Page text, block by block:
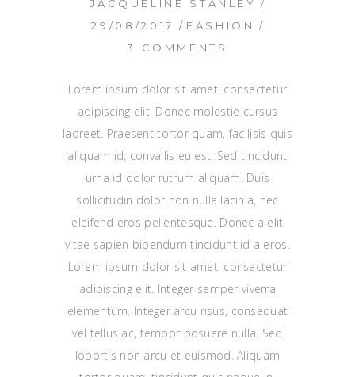
JACQUELINE STANLEY
29/08/2017
FASHION
3 COMMENTS
Lorem ipsum dolor sit amet, consectetur
adipiscing elit. Donec molestie cursus
laoreet. Praesent tortor quam, facilisis quis
aliquam id, convallis eu est. Sed tincidunt
urna id dolor rutrum aliquam. Duis
sollicitudin dolor non nulla lacinia, nec
eleifend eros pellentesque. Donec a elit
vitae sapien bibendum tincidunt id a eros.
Lorem ipsum dolor sit amet, consectetur
adipiscing elit. Integer semper viverra
elementum. Integer arcu risus, consequat
vel tellus ac, tempor posuere nulla. Sed
lobortis non arcu et euismod. Aliquam